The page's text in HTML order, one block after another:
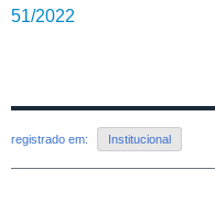
51/2022
registrado em: Institucional